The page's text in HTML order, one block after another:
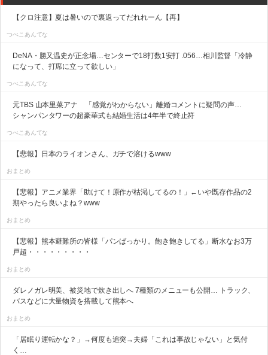
【クロ注意】夏は暑いので裏返ってだれれーん【再】
つべこあんてな
DeNA・勝又温史が正念場…センターで18打数1安打 .056…相川監督「冷静
になって、打席に立って欲しい」
つべこあんてな
元TBS 山本里菜アナ 「感覚がわからない」離婚コメントに疑問の声…
シャンパンタワーの超豪華式も結婚生活は4年半で終止符
つべこあんてな
【悲報】日本のライオンさん、ガチで溶けるwww
おまとめ
【悲報】アニメ業界「助けて！原作が枯渇してるの！」←いや既存作品の2
期やったら良いよね？www
おまとめ
【悲報】熊本避難所の皆様「パンばっかり。飽き飽きしてる」断水なお3万
戸超・・・・・・・・・
おまとめ
ダレノガレ明美、被災地で炊き出しへ 7種類のメニューも公開… トラック、
バスなどに大量物資を搭載して熊本へ
おまとめ
「居眠り運転かな？」→何度も追突→夫婦「これは事故じゃない」と気付
く…